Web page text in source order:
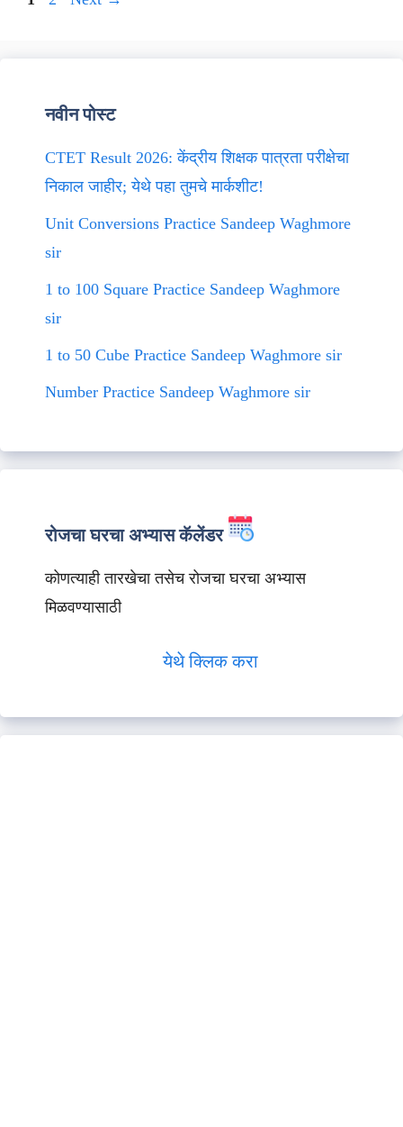
नवीन पोस्ट
CTET Result 2026: केंद्रीय शिक्षक पात्रता परीक्षेचा
निकाल जाहीर; येथे पहा तुमचे मार्कशीट!
Unit Conversions Practice Sandeep Waghmore
sir
1 to 100 Square Practice Sandeep Waghmore
sir
1 to 50 Cube Practice Sandeep Waghmore sir
Number Practice Sandeep Waghmore sir
रोजचा घरचा अभ्यास कॅलेंडर
कोणत्याही तारखेचा तसेच रोजचा घरचा अभ्यास
मिळवण्यासाठी
येथे क्लिक करा